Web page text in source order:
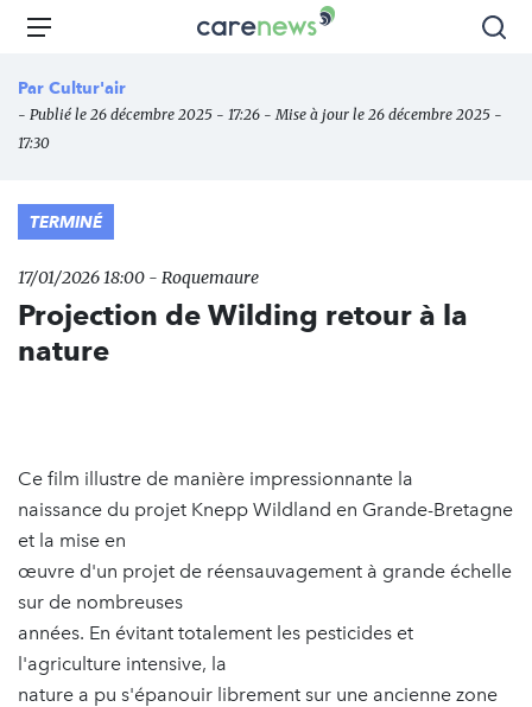
Aller
principal
Carenews,
des
Menu
Par Cultur'air
- Publié le 26 décembre 2025 - 17:26 - Mise à jour le 26 décembre 2025 -
17:30
TERMINÉ
17/01/2026 18:00 - Roquemaure
Projection de Wilding retour à la
nature
Ce film illustre de manière impressionnante la
naissance du projet Knepp Wildland en Grande-Bretagne
et la mise en
œuvre d'un projet de réensauvagement à grande échelle
sur de nombreuses
années. En évitant totalement les pesticides et
l'agriculture intensive, la
nature a pu s'épanouir librement sur une ancienne zone